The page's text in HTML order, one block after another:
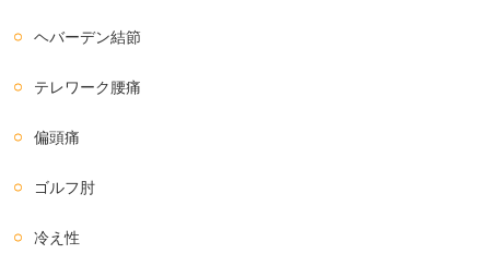
ヘバーデン結節
テレワーク腰痛
偏頭痛
ゴルフ肘
冷え性